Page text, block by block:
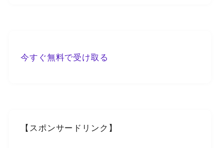
今すぐ無料で受け取る
【スポンサードリンク】